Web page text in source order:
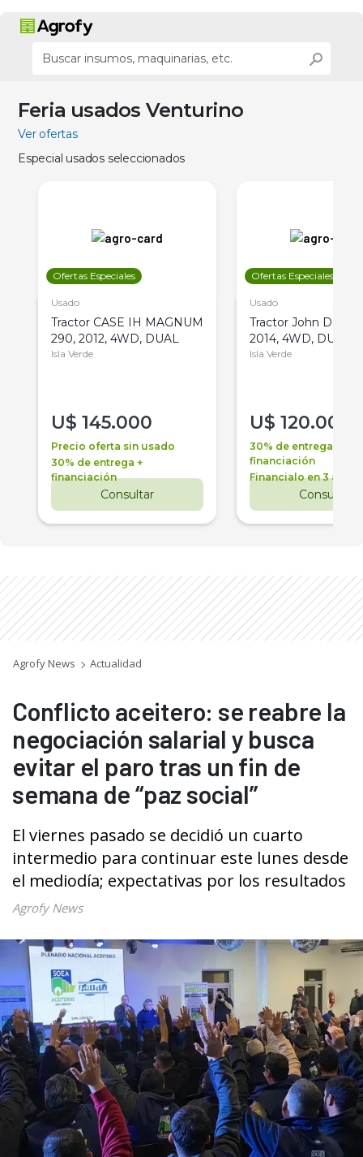
Feria usados Venturino
Ver ofertas
Especial usados seleccionados
Ofertas Especiales
Usado
Tractor CASE IH MAGNUM
290, 2012, 4WD, DUAL
Isla Verde
U$ 145.000
Precio oferta sin usado
30% de entrega +
financiación
Consultar
Ofertas Especiales
Usado
Tractor John Deere
2014, 4WD, DUAL
Isla Verde
U$ 120.000
30% de entrega +
financiación
Financialo en 3 años
Consultar
Agrofy News Actualidad
Conflicto aceitero: se reabre la
negociación salarial y busca
evitar el paro tras un fin de
semana de “paz social”
El viernes pasado se decidió un cuarto
intermedio para continuar este lunes desde
el mediodía; expectativas por los resultados
Agrofy News